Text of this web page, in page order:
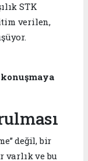
STK
verilen,
değil, bir
varlık ve bu